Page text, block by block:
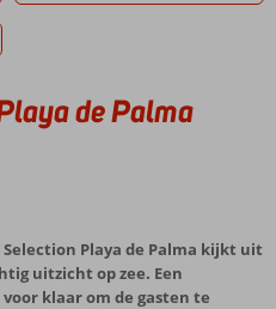
de Palma
Playa de Palma kijkt uit
uitzicht op zee. Een
klaar om de gasten te